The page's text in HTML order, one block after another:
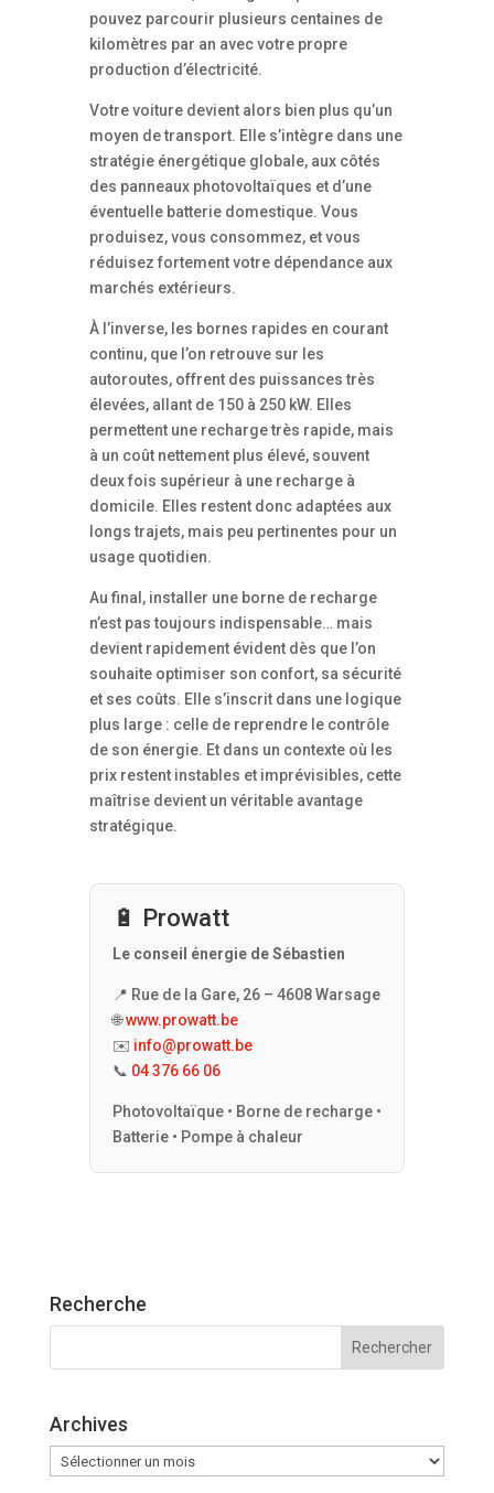
pouvez parcourir plusieurs centaines de
kilomètres par an avec votre propre
production d’électricité.
Votre voiture devient alors bien plus qu’un
moyen de transport. Elle s’intègre dans une
stratégie énergétique globale, aux côtés
des panneaux photovoltaïques et d’une
éventuelle batterie domestique. Vous
produisez, vous consommez, et vous
réduisez fortement votre dépendance aux
marchés extérieurs.
À l’inverse, les bornes rapides en courant
continu, que l’on retrouve sur les
autoroutes, offrent des puissances très
élevées, allant de 150 à 250 kW. Elles
permettent une recharge très rapide, mais
à un coût nettement plus élevé, souvent
deux fois supérieur à une recharge à
domicile. Elles restent donc adaptées aux
longs trajets, mais peu pertinentes pour un
usage quotidien.
Au final, installer une borne de recharge
n’est pas toujours indispensable… mais
devient rapidement évident dès que l’on
souhaite optimiser son confort, sa sécurité
et ses coûts. Elle s’inscrit dans une logique
plus large : celle de reprendre le contrôle
de son énergie. Et dans un contexte où les
prix restent instables et imprévisibles, cette
maîtrise devient un véritable avantage
stratégique.
🔋 Prowatt
Le conseil énergie de Sébastien
📍 Rue de la Gare, 26 – 4608 Warsage
🌐www.prowatt.be
✉️ info@prowatt.be
📞 04 376 66 06
Photovoltaïque • Borne de recharge •
Batterie • Pompe à chaleur
Recherche
Archives
Archives